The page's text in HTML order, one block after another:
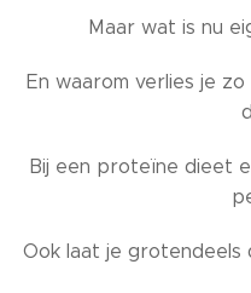
Maar wat is nu
En waarom verlies je
Bij een proteïne dieet
Ook laat je grotendeels